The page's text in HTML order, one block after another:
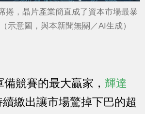
捲，晶片產業簡直成了資本市場最暴
示意圖，與本新聞無關／AI生成）
競賽的最大贏家， 輝達
續繳出讓市場驚掉下巴的超